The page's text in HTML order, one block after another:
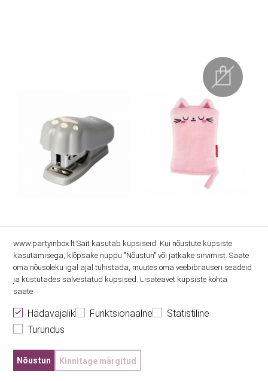
5.60€
"Kiisu"
9.10€
www.partyinbox.lt Sait kasutab küpsiseid. Kui nõustute küpsiste
kasutamisega, klõpsake nuppu "Nõustun" või jätkake sirvimist. Saate
oma nõusoleku igal ajal tühistada, muutes oma veebibrauseri seadeid
ja kustutades salvestatud küpsised. Lisateavet küpsiste kohta
saate
Hädavajalik Funktsionaalne
Statistiline
Turundus
Nõustun Kinnitage märgitud